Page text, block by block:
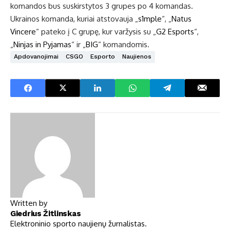
komandos bus suskirstytos 3 grupes po 4 komandas.
Ukrainos komanda, kuriai atstovauja „s1mple“, „Natus
Vincere“ pateko į C grupę, kur varžysis su „G2 Esports“,
„Ninjas in Pyjamas“ ir „BIG“ komandomis.
Apdovanojimai CSGO Esporto Naujienos
Written by
Giedrius Žitlinskas
Elektroninio sporto naujienų žurnalistas.